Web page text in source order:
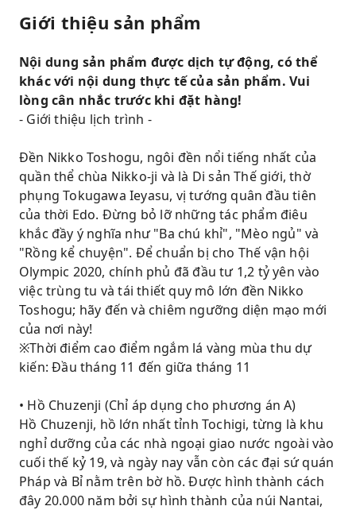
Giới thiệu sản phẩm
Nội dung sản phẩm được dịch tự động, có thể
khác với nội dung thực tế của sản phẩm. Vui
lòng cân nhắc trước khi đặt hàng!
- Giới thiệu lịch trình -
Đền Nikko Toshogu, ngôi đền nổi tiếng nhất của
quần thể chùa Nikko-ji và là Di sản Thế giới, thờ
phụng Tokugawa Ieyasu, vị tướng quân đầu tiên
của thời Edo. Đừng bỏ lỡ những tác phẩm điêu
khắc đầy ý nghĩa như "Ba chú khỉ", "Mèo ngủ" và
"Rồng kể chuyện". Để chuẩn bị cho Thế vận hội
Olympic 2020, chính phủ đã đầu tư 1,2 tỷ yên vào
việc trùng tu và tái thiết quy mô lớn đền Nikko
Toshogu; hãy đến và chiêm ngưỡng diện mạo mới
của nơi này!
※Thời điểm cao điểm ngắm lá vàng mùa thu dự
kiến: Đầu tháng 11 đến giữa tháng 11
• Hồ Chuzenji (Chỉ áp dụng cho phương án A)
Hồ Chuzenji, hồ lớn nhất tỉnh Tochigi, từng là khu
nghỉ dưỡng của các nhà ngoại giao nước ngoài vào
cuối thế kỷ 19, và ngày nay vẫn còn các đại sứ quán
Pháp và Bỉ nằm trên bờ hồ. Được hình thành cách
đây 20.000 năm bởi sự hình thành của núi Nantai,